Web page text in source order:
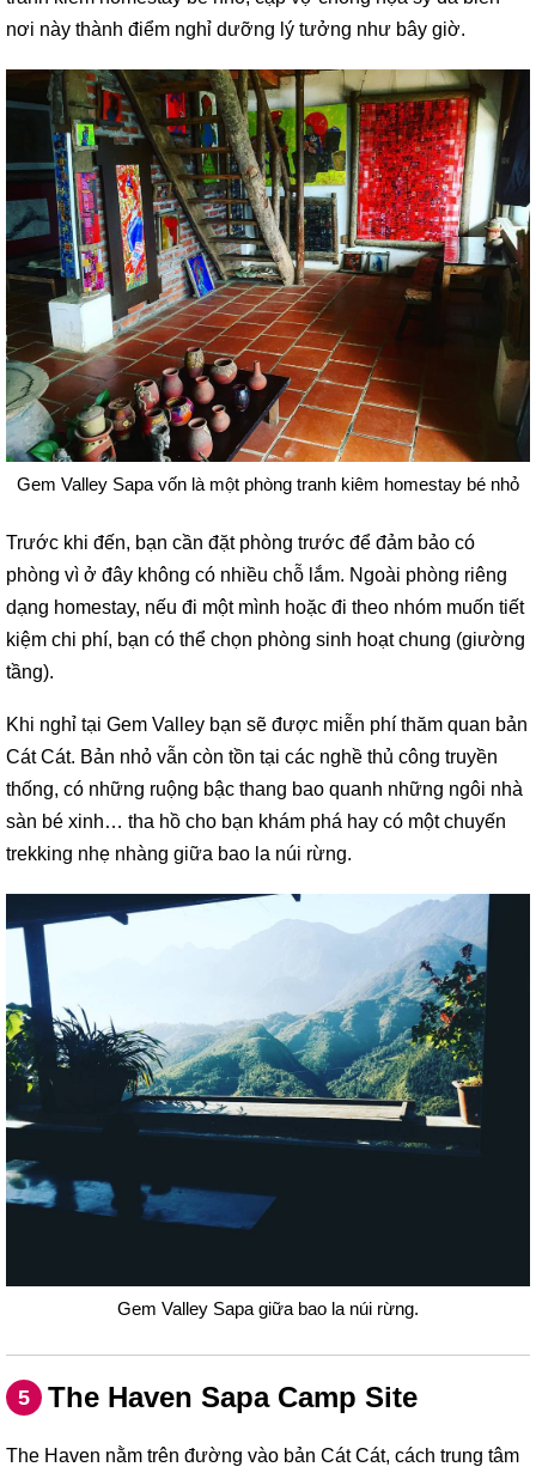
nơi này thành điểm nghỉ dưỡng lý tưởng như bây giờ.
Gem Valley Sapa vốn là một phòng tranh kiêm homestay bé nhỏ
Trước khi đến, bạn cần đặt phòng trước để đảm bảo có
phòng vì ở đây không có nhiều chỗ lắm. Ngoài phòng riêng
dạng homestay, nếu đi một mình hoặc đi theo nhóm muốn tiết
kiệm chi phí, bạn có thể chọn phòng sinh hoạt chung (giường
tầng).
Khi nghỉ tại Gem Valley bạn sẽ được miễn phí thăm quan bản
Cát Cát. Bản nhỏ vẫn còn tồn tại các nghề thủ công truyền
thống, có những ruộng bậc thang bao quanh những ngôi nhà
sàn bé xinh… tha hồ cho bạn khám phá hay có một chuyến
trekking nhẹ nhàng giữa bao la núi rừng.
Gem Valley Sapa giữa bao la núi rừng.
5 The Haven Sapa Camp Site
The Haven nằm trên đường vào bản Cát Cát, cách trung tâm